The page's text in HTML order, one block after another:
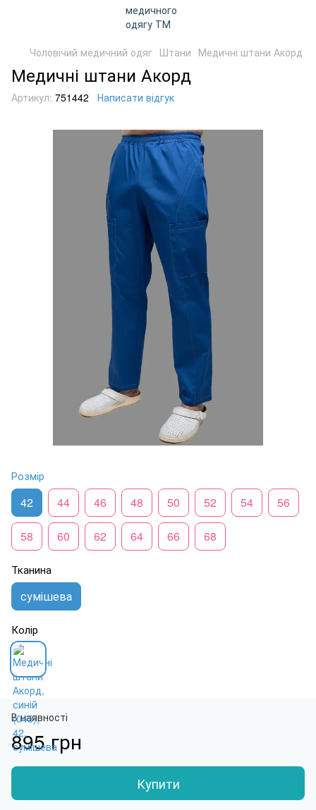
Чоловічий медичний одяг Штани Медичні штани Акорд
Медичні штани Акорд
Артикул: 751442 Написати відгук
Розмір
42 44 46 48 50 52 54 56
58 60 62 64 66 68
Тканина
сумішева
Колір
В наявності
895 грн
Купити